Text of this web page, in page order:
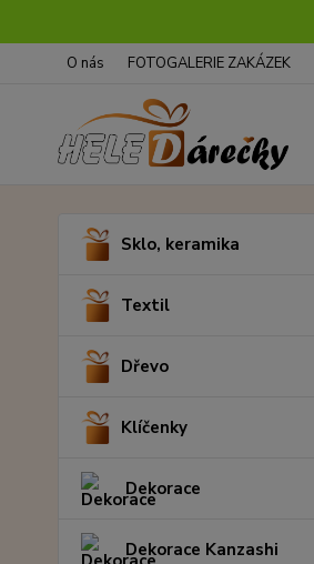
O nás FOTOGALERIE ZAKÁZEK
Sklo, keramika
Textil
Dřevo
Klíčenky
Dekorace
Dekorace Kanzashi